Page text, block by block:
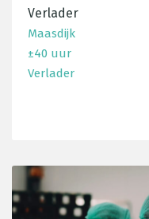
Verlader
Maasdijk
±40 uur
Verlader